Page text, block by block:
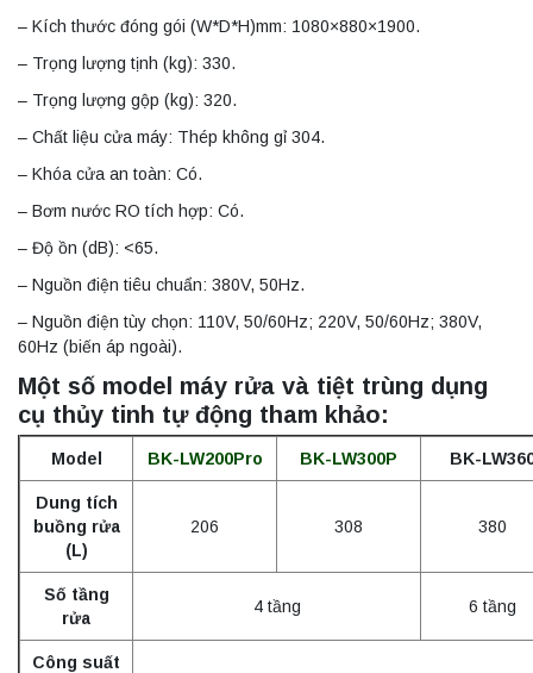
– Kích thước đóng gói (W*D*H)mm: 1080×880×1900.
– Trọng lượng tịnh (kg): 330.
– Trọng lượng gộp (kg): 320.
– Chất liệu cửa máy: Thép không gỉ 304.
– Khóa cửa an toàn: Có.
– Bơm nước RO tích hợp: Có.
– Độ ồn (dB): <65.
– Nguồn điện tiêu chuẩn: 380V, 50Hz.
– Nguồn điện tùy chọn: 110V, 50/60Hz; 220V, 50/60Hz; 380V,
60Hz (biến áp ngoài).
Một số model máy rửa và tiệt trùng dụng
cụ thủy tinh tự động tham khảo:
Model BK-LW200Pro BK-LW300P BK-
Dung tích
buồng rửa
(L)
206 308 380
Số tầng
rửa
4 tầng 6 tầng
Công suất